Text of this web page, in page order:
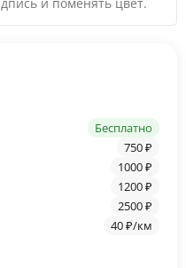
Бесплатно
750 ₽
1000 ₽
1200 ₽
2500 ₽
40 ₽/км